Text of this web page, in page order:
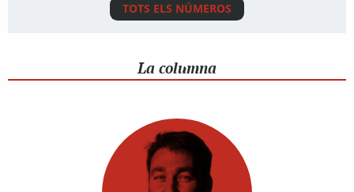
TOTS ELS NÚMEROS
La columna